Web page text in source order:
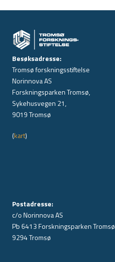
Besøksadresse:
Tromsø forskningsstiftelse
Norinnova AS
Forskningsparken Tromsø,
Sykehusvegen 21,
9019 Tromsø
(kart)
Postadresse:
c/o Norinnova AS
Pb 6413 Forskningsparken Tromsø
9294 Tromsø